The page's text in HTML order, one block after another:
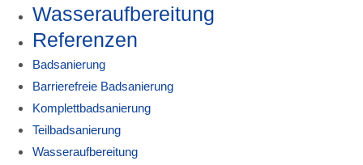
Wasseraufbereitung
Referenzen
Badsanierung
Barrierefreie Badsanierung
Komplettbadsanierung
Teilbadsanierung
Wasseraufbereitung